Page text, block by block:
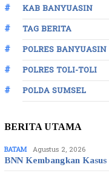
KAB BANYUASIN
TAG BERITA
POLRES BANYUASIN
POLRES TOLI-TOLI
POLDA SUMSEL
BERITA UTAMA
BATAM Agustus 2, 2026
BNN Kembangkan